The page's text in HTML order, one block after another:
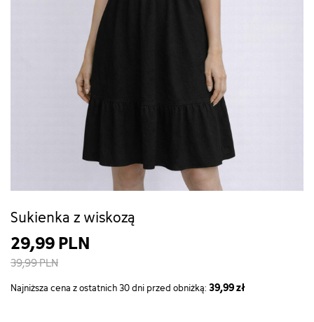
Sukienka z wiskozą
29,99 PLN
39,99 PLN
Najniższa cena z ostatnich 30 dni przed obniżką: 39,99 zł